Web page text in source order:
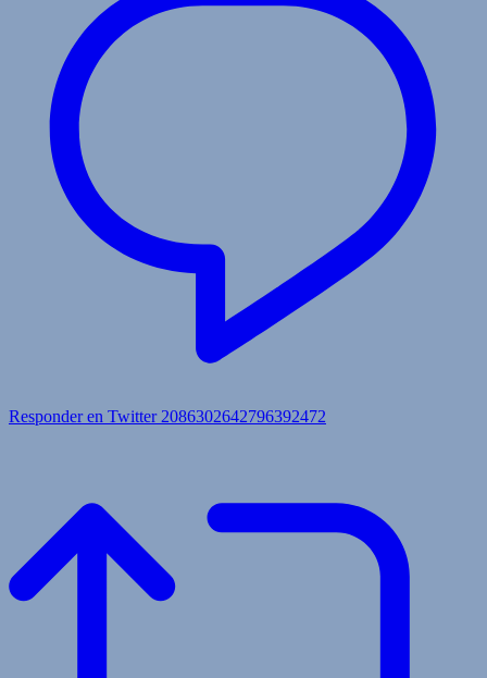
Responder en Twitter 2086302642796392472